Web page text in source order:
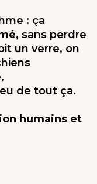
: ça
, sans perdre
un verre, on
de tout ça.
humains et